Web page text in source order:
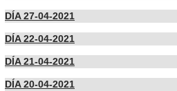
DÍA 27-04-2021
DÍA 22-04-2021
DÍA 21-04-2021
DÍA 20-04-2021